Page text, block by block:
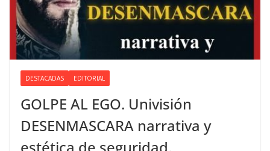
DESTACADAS EDITORIAL
GOLPE AL EGO. Univisión
DESENMASCARA narrativa y